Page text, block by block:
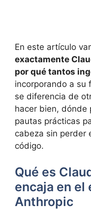
En este artículo
exactamente
por qué tantos
incorporando a su
se diferencia de
hacer bien, dónde
pautas prácticas
cabeza sin perder
código.
Qué es
encaja en el
Anthropic